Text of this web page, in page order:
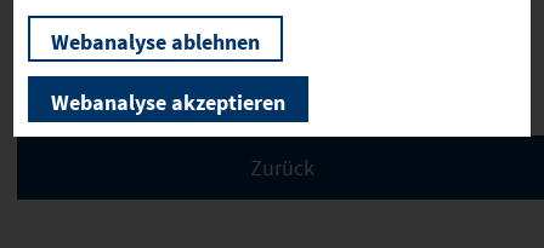
Kommunale Infrastruktur
Webanalyse ablehnen
Webanalyse akzeptieren